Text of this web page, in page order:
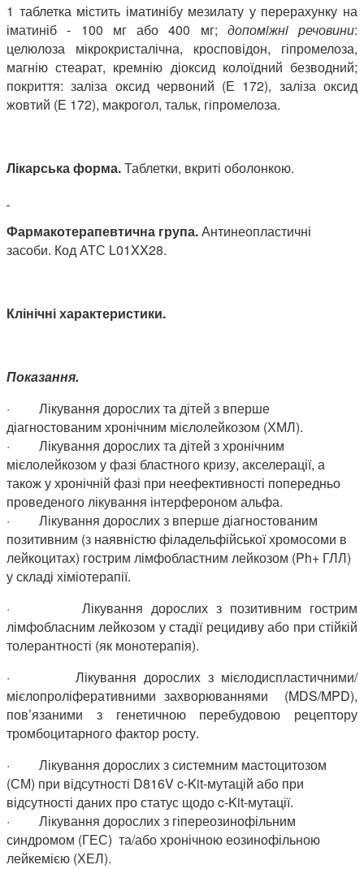
1 таблетка містить іматинібу мезилату у перерахунку на
іматиніб - 100 мг або 400 мг; допомiжнi речовини:
целюлоза мікрокристалічна, кросповідон, гіпромелоза,
магнію стеарат, кремнію діоксид колоїдний безводний;
покриття: заліза оксид червоний (Е 172), заліза оксид
жовтий (Е 172), макрогол, тальк, гіпромелоза.
Лікарська форма.Таблетки, вкриті оболонкою.
Фармакотерапевтична група.Антинеопластичні
засоби. Код АТС L01XX28.
Клінічні характеристики.
Показання.
· Лікування дорослих та дітей з вперше
діагностованим хронічним мієлолейкозом (ХМЛ).
· Лікування дорослих та дітей з хронічним
мієлолейкозом у фазі бластного кризу, акселерації, а
також у хронічній фазі при неефективності попередньо
проведеного лікування інтерфероном альфа.
· Лікування дорослих з вперше діагностованим
позитивним (з наявністю філадельфійської хромосоми в
лейкоцитах) гострим лімфобластним лейкозом (Ph+ ГЛЛ)
у складі хіміотерапії.
·Лікування дорослих з позитивним гострим
лімфобласним лейкозом у стадії рецидиву або при стійкій
толерантності (як монотерапія).
· Лікування дорослих з мієлодиспластичними/
мієлопроліферативними захворюваннями (MDS/MPD),
пов’язаними з генетичною перебудовою рецептору
тромбоцитарного фактор росту.
· Лікування дорослих з системним мастоцитозом
(СМ) при відсутності D816V c-Kit-мутацій або при
відсутності даних про статус щодо c-Kit-мутації.
· Лікування дорослих з гіпереозинофільним
синдромом (ГЕС) та/або хронічною еозинофільною
лейкемією (ХЕЛ).